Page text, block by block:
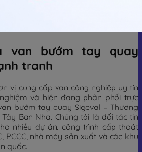
van bướm tay quay
tranh
vị cung cấp van công nghiệp uy tín
và hiện đang phân phối trực
bướm tay quay Sigeval – Thương
Ban Nha. Chúng tôi là đối tác tin
nhiều dự án, công trình cấp thoát
PCCC, nhà máy sản xuất và các khu
quốc.